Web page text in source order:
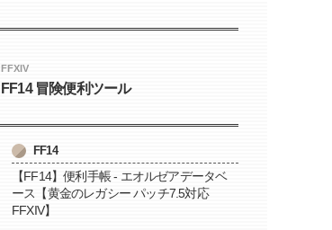
FFXIV
FF14 冒険便利ツール
FF14
【FF14】便利手帳 - エオルゼアデータベ
ース【黄金のレガシー パッチ7.5対応
FFXIV】